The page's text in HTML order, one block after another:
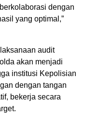
dengan
yang optimal,”
audit
akan menjadi
institusi Kepolisian
dengan tangan
bekerja secara